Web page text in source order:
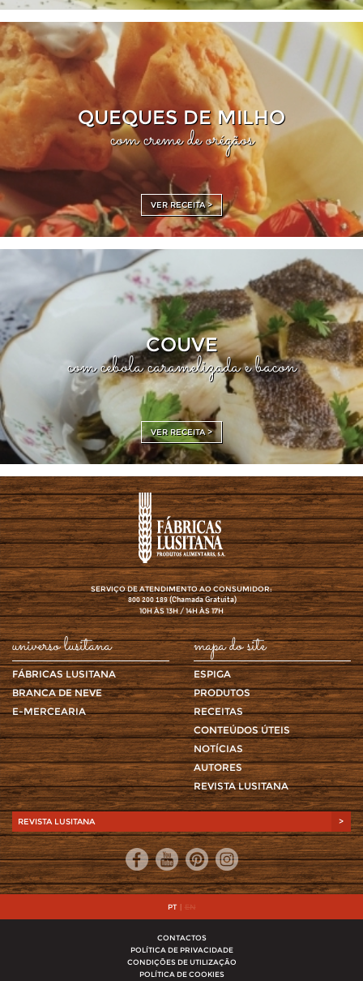
QUEQUES DE MILHO
com creme de orégãos
VER RECEITA >
COUVE
com cebola caramelizada e bacon
VER RECEITA >
SERVIÇO DE ATENDIMENTO AO CONSUMIDOR:
800 200 189(Chamada Gratuita)
10H ÀS 13H / 14H ÀS 17H
universo lusitana
FÁBRICAS LUSITANA
BRANCA DE NEVE
E-MERCEARIA
mapa do site
ESPIGA
PRODUTOS
RECEITAS
CONTEÚDOS ÚTEIS
NOTÍCIAS
AUTORES
REVISTA LUSITANA
REVISTA LUSITANA >
PT | EN
CONTACTOS
POLÍTICA DE PRIVACIDADE
CONDIÇÕES DE UTILIZAÇÃO
POLÍTICA DE COOKIES